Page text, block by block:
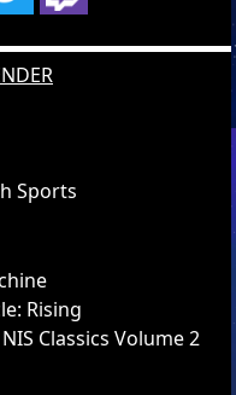
Sports
Rising
Classics Volume 2